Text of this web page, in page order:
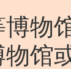
馆
馆